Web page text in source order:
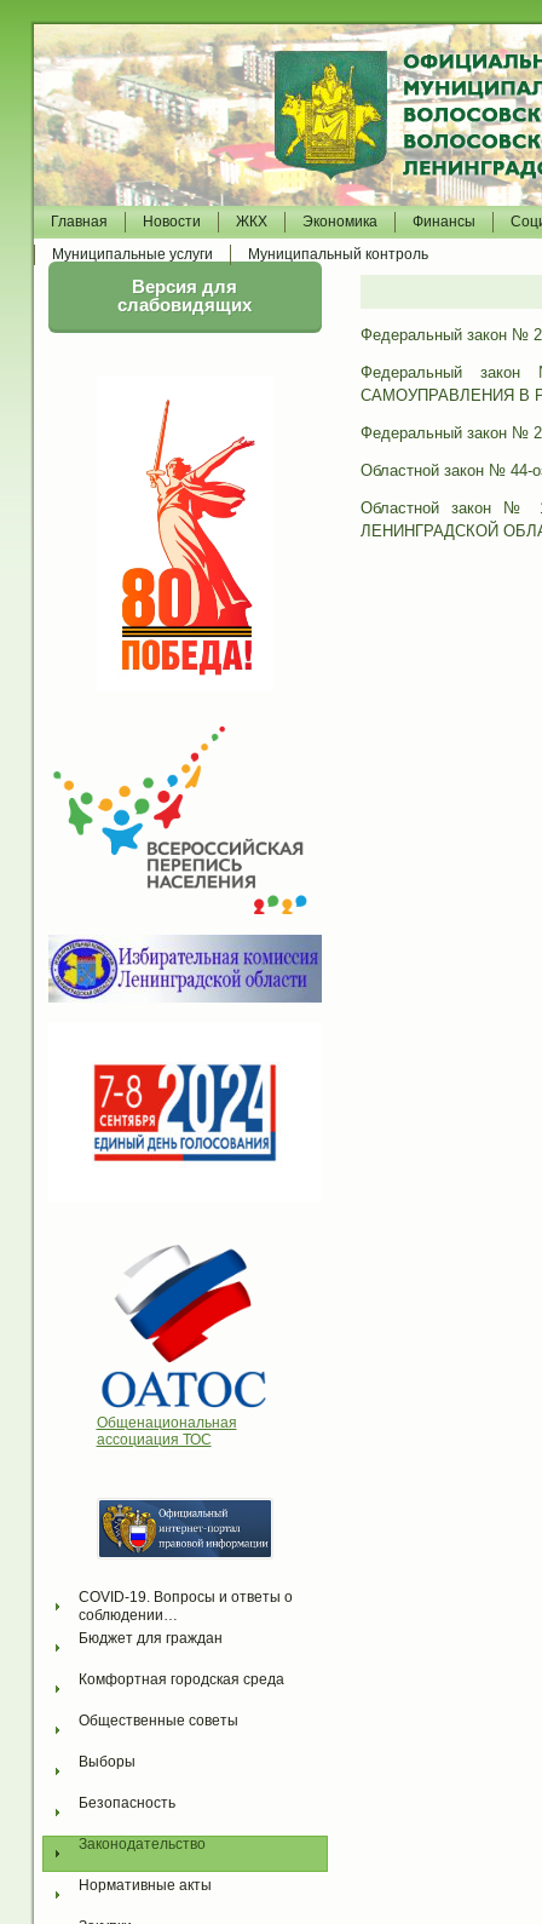
Главная Новости ЖКХ Экономика Финансы
Муниципальные услуги
Муниципальный контроль
Версия для
слабовидящих
Общенациональная
ассоциация ТОС
COVID-19. Вопросы и ответы о
соблюдении…
Бюджет для граждан
Комфортная городская среда
Общественные советы
Выборы
Безопасность
Законодательство
Нормативные акты
Федеральный закон
Федеральный
САМОУПРАВЛЕНИЯ В
Федеральный закон
Областной закон №
Областной закон
ЛЕНИНГРАДСКОЙ